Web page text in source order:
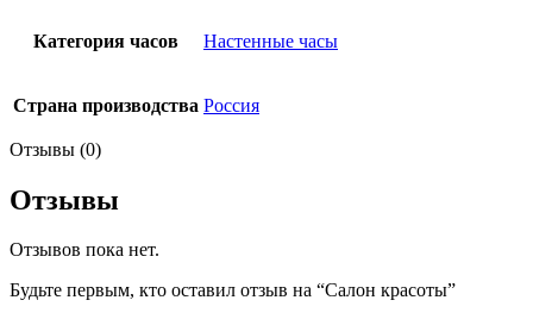
Категория часов Настенные часы
Страна производства Россия
Отзывы (0)
Отзывы
Отзывов пока нет.
Будьте первым, кто оставил отзыв на “Салон красоты”